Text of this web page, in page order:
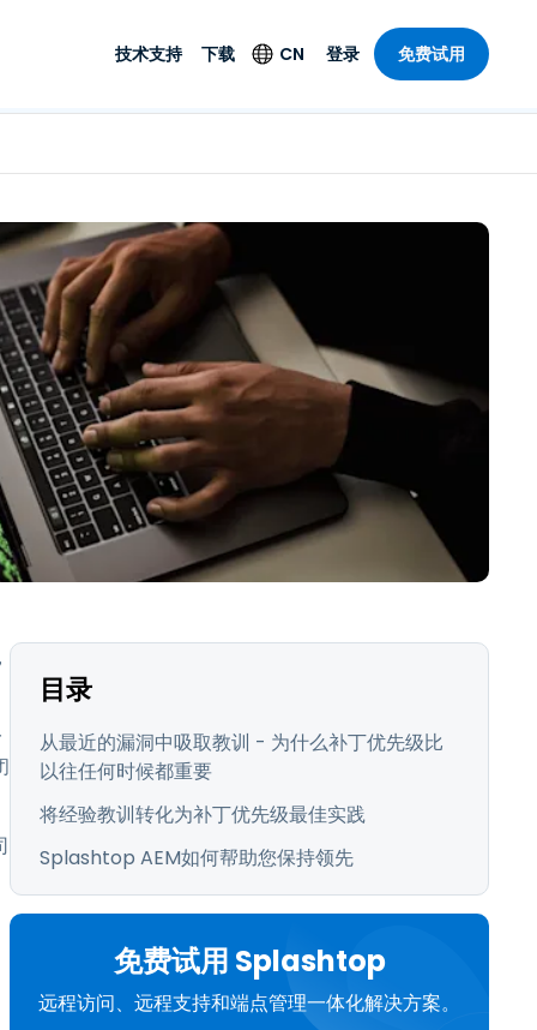
功能。提
端点检测与响应
Foxpass Wi-Fi 接入和
控制
零信任 Secure
Workspace
Shield（反诈骗）
所有产品
部门
业
技术支持
系统服务状况
下载 CN
Deutsch
Español
Français
Italiano
Nederlands
简体中文
日本語
ภาษาไทย
登录 免费试用
目录
从最近的漏洞中吸取教训 - 为什么补丁优先级比
以往任何时候都重要
将经验教训转化为补丁优先级最佳实践
Splashtop AEM如何帮助您保持领先
免费试用 Splashtop
远程访问、远程支持和端点管理一体化解决方案。